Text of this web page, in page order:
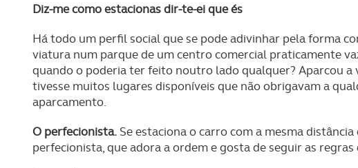
Diz-me como estacionas dir-te-ei que és
Há todo um perfil social que se pode adivinhar pela forma
viatura num parque de um centro comercial praticamente
quando o poderia ter feito noutro lado qualquer? Aparcou
tivesse muitos lugares disponíveis que não obrigavam a
aparcamento.
O perfecionista. Se estaciona o carro com a mesma
perfecionista, que adora a ordem e gosta de seguir as regras